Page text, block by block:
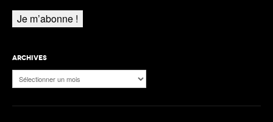
ARCHIVES
Archives